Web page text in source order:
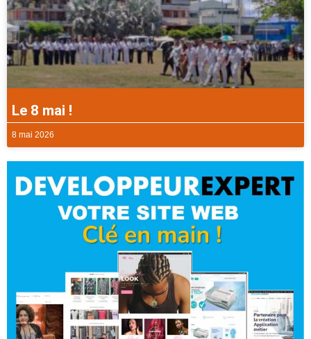
Le 8 mai !
8 mai 2026